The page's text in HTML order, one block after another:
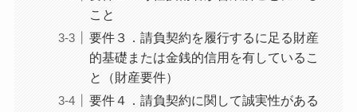
こと
要件３．請負契約を履行するに足る財産
的基礎または金銭的信用を有しているこ
と（財産要件）
要件４．請負契約に関して誠実性がある